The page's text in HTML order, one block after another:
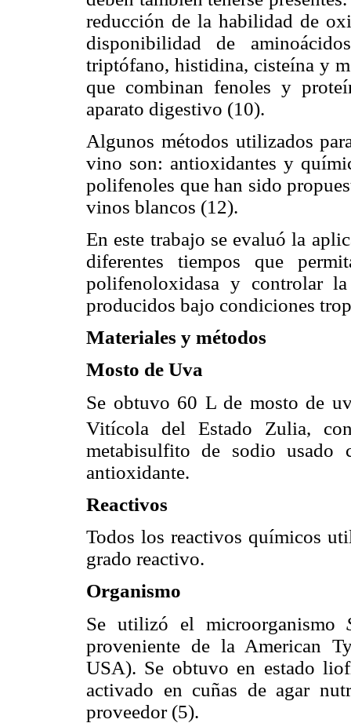
reducción de la habilidad de
disponibilidad de
triptófano, histidina, cisteína y
que combinan fenoles y
aparato digestivo (10).
Algunos métodos utilizados
vino son: antioxidantes y
polifenoles que han sido
vinos blancos (12).
En este trabajo se evaluó la
diferentes tiempos que
polifenoloxidasa y controlar
producidos bajo condiciones
Materiales y métodos
Mosto de Uva
Se obtuvo 60 L de mosto de
Vitícola del Estado Zulia,
metabisulfito de sodio usado
antioxidante.
Reactivos
Todos los reactivos químicos
grado reactivo.
Organismo
Se utilizó el microorganismo
proveniente de la American
USA). Se obtuvo en estado
activado en cuñas de agar
proveedor (5).